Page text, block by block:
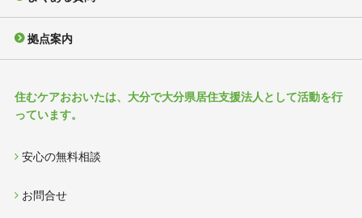
拠点案内
住むケアおおいたは、大分で大分県居住支援法人として活動を行
っています。
安心の無料相談
お問合せ